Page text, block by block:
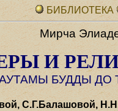
БИБЛИОТЕКА
Мирча
И
БУДДЫ ДО
С.Г.Балашовой,